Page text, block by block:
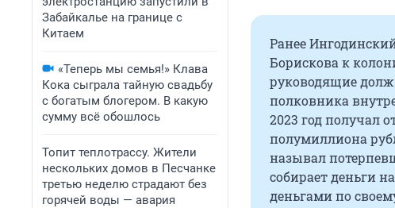
Забайкалье на границе с
Китаем
«Теперь мы семья!» Клава
Кока сыграла тайную свадьбу
с богатым блогером. В какую
сумму всё обошлось
Топит теплотрассу. Жители
нескольких домов в Песчанке
третью неделю страдают без
горячей воды — авария
Ранее
Борискова к
руководящие
полковника
2023 год получал
полумиллиона
называл
собирает деньги
деньгами по